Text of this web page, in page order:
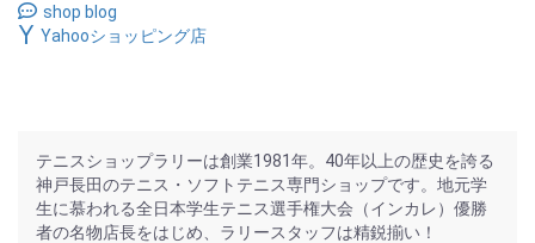
shop blog
Yahooショッピング店
テニスショップラリーは創業1981年。40年以上の歴史を誇る
神戸長田のテニス・ソフトテニス専門ショップです。地元学
生に慕われる全日本学生テニス選手権大会（インカレ）優勝
者の名物店長をはじめ、ラリースタッフは精鋭揃い！